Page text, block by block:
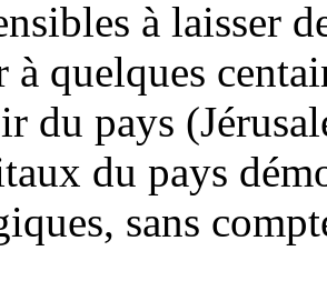
à laisser
à quelques
du pays
du pays
sans